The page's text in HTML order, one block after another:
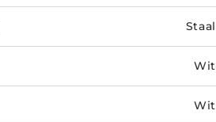
Staal
Wit
Wit